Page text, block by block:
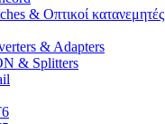
& Οπτικοί κατανεμητές
& Adapters
& Splitters